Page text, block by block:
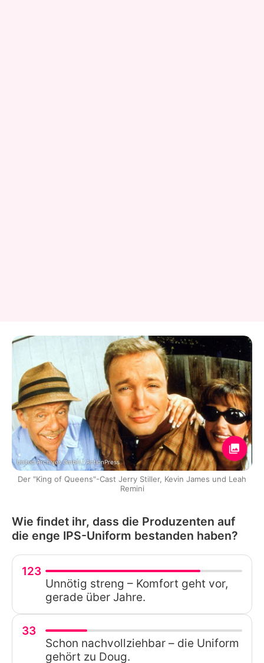
United Archives GmbH / ActionPress
Der "King of Queens"-Cast Jerry Stiller, Kevin James und Leah
Remini
Wie findet ihr, dass die Produzenten auf
die enge IPS-Uniform bestanden haben?
123
Unnötig streng – Komfort geht vor,
gerade über Jahre.
33
Schon nachvollziehbar – die Uniform
gehört zu Doug.